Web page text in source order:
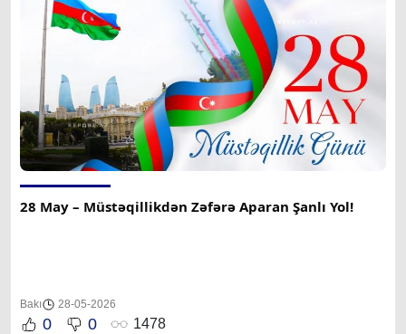
28 May – Müstəqillikdən Zəfərə Aparan Şanlı Yol!
Bakı 28-05-2026
0 0 1478